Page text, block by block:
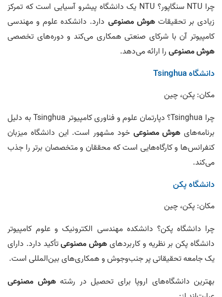
چرا NTU سنگاپور؟ NTU یک دانشگاه پیشرو آسیایی است که تمرکز
زیادی بر تحقیقاتهوش مصنوعی دارد. دانشکده علوم و مهندسی
کامپیوتر آن با شرکای صنعتی همکاری می‌کند و دوره‌های تخصصی
هوش مصنوعیرا ارائه می‌دهد.
دانشگاه Tsinghua
مکان: پکن، چین
چرا Tsinghua؟ دپارتمان علوم و فناوری کامپیوتر Tsinghua به دلیل
برنامه‌های هوش مصنوعی خود مشهور است. این دانشگاه میزبان
کنفرانس‌ها و کارگاه‌هایی است که محققان و متخصصان برتر را جذب
می‌کند.
دانشگاه پکن
مکان: پکن، چین
چرا دانشگاه پکن؟ دانشکده مهندسی الکترونیک و علوم کامپیوتر
دانشگاه پکن بر نظریه و کاربردهایهوش مصنوعیتأکید دارد. دارای
یک جامعه تحقیقاتی پر جنب‌وجوش و همکاری‌های بین‌المللی است.
بهترین دانشگاه‌های اروپا برای تحصیل در رشتههوش مصنوعی